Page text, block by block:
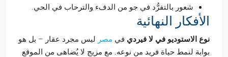
شعور بالتفرُّد في جو من الدفء والترحاب في الحي.
الأفكار النهائية
نوع الاستوديو في لا فيردي في مصر ليس مجرد عقار – بل هو
بوابة لنمط حياة فريد من نوعه. مع مزيج لا يُضاهى من الموقع